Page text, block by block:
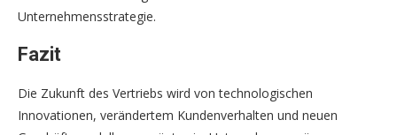
Unternehmensstrategie.
Fazit
Die Zukunft des Vertriebs wird von technologischen
Innovationen, verändertem Kundenverhalten und neuen